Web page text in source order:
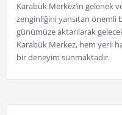
Karabük Merkez’in gelenek
zenginliğini yansıtan önemli
günümüze aktarılarak
Karabük Merkez, hem yerli
bir deneyim sunmaktadır.